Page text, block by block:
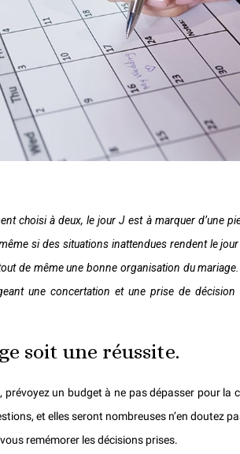
choisi à deux, le jour J est à marquer d’une
si des situations inattendues rendent le
de même une bonne organisation du
une concertation et une prise de décision
soit une réussite.
un budget à ne pas dépasser pour la
et elles seront nombreuses n’en doutez
remémorer les décisions prises.